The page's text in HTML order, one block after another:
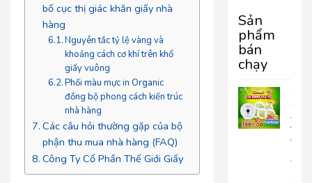
bố cục thị giác khăn giấy nhà
hàng
Nguyên tắc tỷ lệ vàng và
khoảng cách cơ khí trên khổ
giấy vuông
Phối màu mực in Organic
đồng bộ phong cách kiến trúc
nhà hàng
Các câu hỏi thường gặp của bộ
phận thu mua nhà hàng (FAQ)
Công Ty Cổ Phần Thế Giới Giấy
Phòng Tắm
Resort
Sản
phẩm
bán
chạy
GIA
VUI
VẺ